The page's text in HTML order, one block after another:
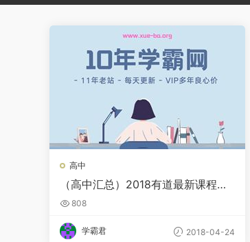
高中
（高中汇总）2018有道最新课程免
费下载-认识论在高考真题中的考法
808
学霸君 2018-04-24